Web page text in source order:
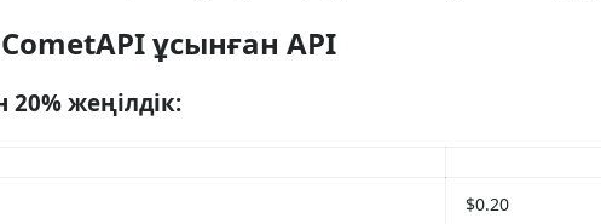
CometAPI ұсынған API
20% жеңілдік:
$0.20